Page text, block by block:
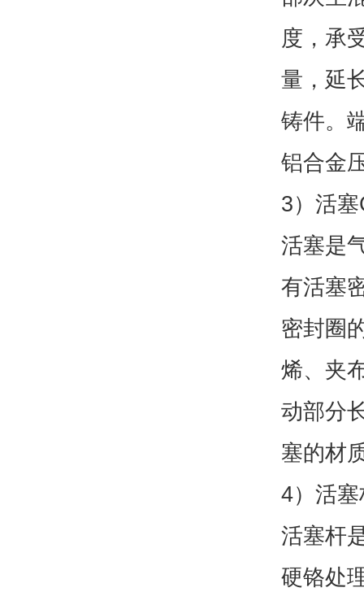
度，承
量，延
铸件。
铝合金
3）活
活塞是
有活塞
密封圈
烯、夹
动部分
塞的材
4）活塞
活塞杆
硬铬处